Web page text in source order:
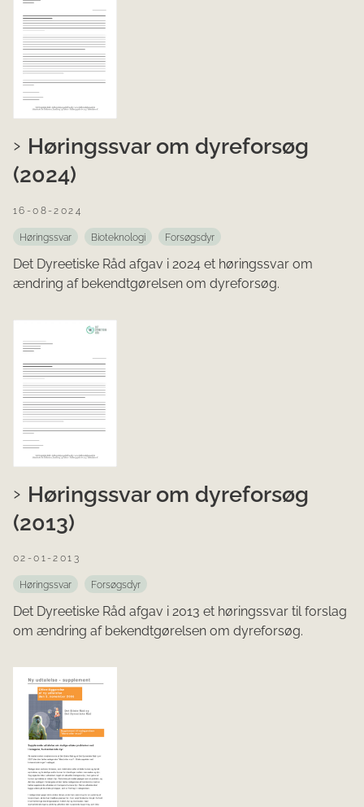
Høringssvar om dyreforsøg
(2024)
16-08-2024
Høringssvar Bioteknologi Forsøgsdyr
Det Dyreetiske Råd afgav i 2024 et høringssvar om
ændring af bekendtgørelsen om dyreforsøg.
Høringssvar om dyreforsøg
(2013)
02-01-2013
Høringssvar Forsøgsdyr
Det Dyreetiske Råd afgav i 2013 et høringssvar til forslag
om ændring af bekendtgørelsen om dyreforsøg.